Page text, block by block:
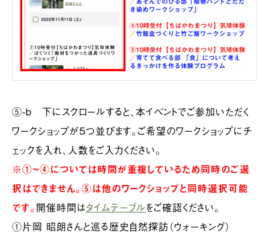
⑤-b 下にスクロールすると、本イベントでご参加いただく
ワークショップが5つ並びます。ご希望のワークショップにチ
ェックを入れ、人数をご入力ください。
※①~④については時間が重複しているため同時のご選
択はできません。⑤は他のワークショップと同時選択可能
です。 開催時間はタイムテーブルをご確認ください。
①片岡 昭朗さんと巡る歴史自然探訪（ウォーキング）